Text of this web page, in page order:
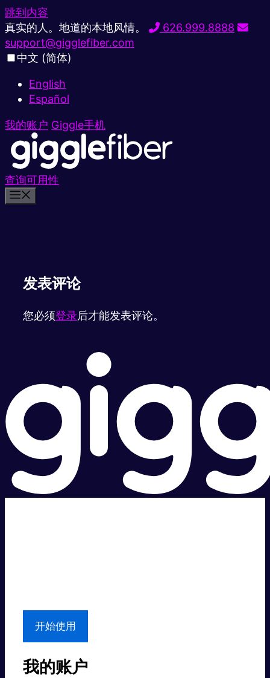
跳到内容
真实的人。地道的本地风情。
626.999.8888
support@gigglefiber.com
中文 (简体)
English
Español
我的账户 Giggle手机
查询可用性
发表评论
您必须登录后才能发表评论。
开始使用
我的账户